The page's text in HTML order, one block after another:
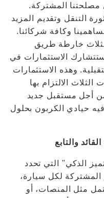
من أجل مصلحتنا المشتركة.
التنقل وتقديم المزيد
وكافة شركائنا.
خارطة طريق
2030، حيث ستتشارك الاستثمارات في
وهذه الاستثمارات
الالتزام بها
أجل مستقبل جديد
حيادي الكربون بحلول
والتابع
الذكي" التي تحدد
لكل سيارة،
مثل المنصات، أو